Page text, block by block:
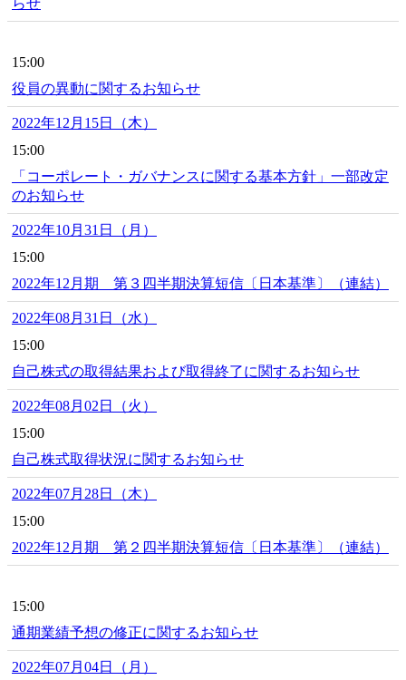
らせ
15:00
役員の異動に関するお知らせ
2022年12月15日（木）
15:00
「コーポレート・ガバナンスに関する基本方針」一部改定
のお知らせ
2022年10月31日（月）
15:00
2022年12月期 第３四半期決算短信〔日本基準〕（連結）
2022年08月31日（水）
15:00
自己株式の取得結果および取得終了に関するお知らせ
2022年08月02日（火）
15:00
自己株式取得状況に関するお知らせ
2022年07月28日（木）
15:00
2022年12月期 第２四半期決算短信〔日本基準〕（連結）
15:00
通期業績予想の修正に関するお知らせ
2022年07月04日（月）